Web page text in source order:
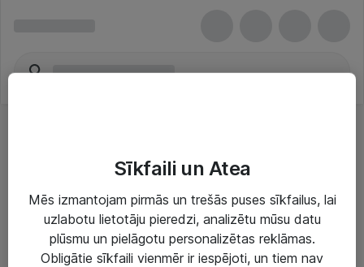
Risinājumi & Pakalpojumi
IT serviss un atbalsts
Sīkfaili un Atea
Mēs izmantojam pirmās un trešās puses sīkfailus, lai
uzlabotu lietotāju pieredzi, analizētu mūsu datu
plūsmu un pielāgotu personalizētas reklāmas.
Obligātie sīkfaili vienmēr ir iespējoti, un tiem nav